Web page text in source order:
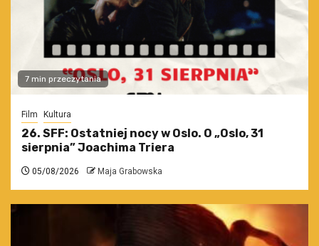
7 min przeczytania
Film Kultura
26. SFF: Ostatniej nocy w Oslo. O „Oslo, 31
sierpnia” Joachima Triera
05/08/2026 Maja Grabowska